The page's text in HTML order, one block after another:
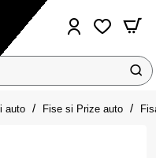
auto Fise si Prize auto